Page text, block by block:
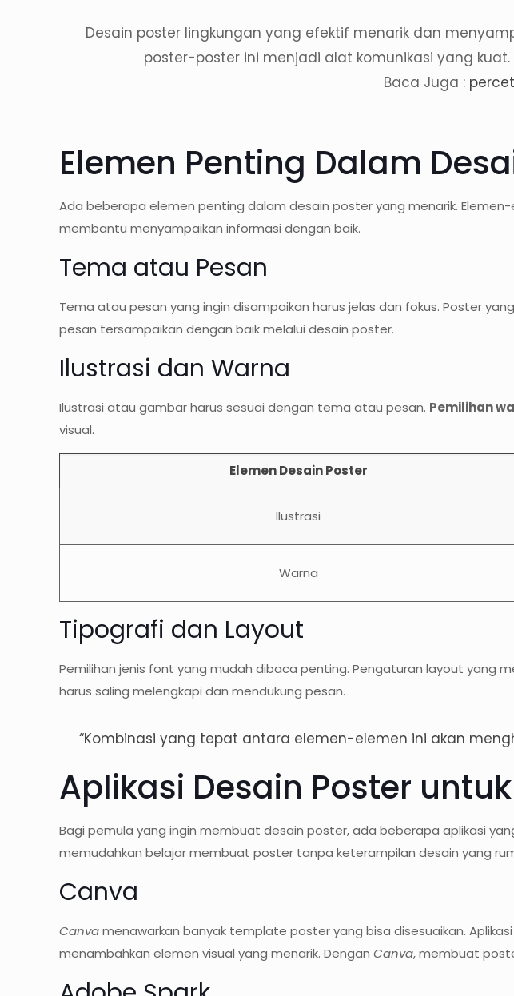
Desain poster lingkungan yang efektif menarik dan
poster-poster ini menjadi alat komunikasi yang
Baca Juga :
Elemen Penting Dalam
Ada beberapa elemen penting dalam desain poster yang menarik.
membantu menyampaikan informasi dengan baik.
Tema atau Pesan
Tema atau pesan yang ingin disampaikan harus jelas dan fokus. Poster
pesan tersampaikan dengan baik melalui desain poster.
Ilustrasi dan Warna
Ilustrasi atau gambar harus sesuai dengan tema atau pesan. Pemilihan
visual.
Elemen Desain Poster
Ilustrasi
Warna
Tipografi dan Layout
Pemilihan jenis font yang mudah dibaca penting. Pengaturan layout yang
harus saling melengkapi dan mendukung pesan.
“Kombinasi yang tepat antara elemen-elemen ini akan
Aplikasi Desain Poster
Bagi pemula yang ingin membuat desain poster, ada beberapa aplikasi
memudahkan belajar membuat poster tanpa keterampilan desain yang
Canva
Canvamenawarkan banyak template poster yang bisa disesuaikan.
menambahkan elemen visual yang menarik. DenganCanva, membuat